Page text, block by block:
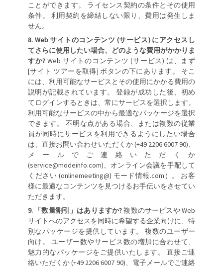
ことができます。 ライセンス契約の条件とその使用
条件。 利用契約を締結しない限り、費用は発生しま
せん。
Web サイトのコンテンツ (サービス) にアクセスし
てさらに使用したい場合、どのような費用がかかりま
すか? Web サイトのコンテンツ (サービス) は、まず
[サイト ツアーを取得] ボタンの下にあります。 そこ
には、利用可能なサービスとその使用にかかる費用の
説明が記載されています。 登録が成功した後、初め
てログインするときは、常にサービスを選択します。
利用可能なサービスの中から最適なパッケージを選択
できます。 不明な点がある場合、または複数の従業
員が同時にサービスを利用できるようにしたい場合
は、直接お問い合わせいただくか (+49 2206 6007 90)、
メールでご連絡いただくか
(service@modeinfo.com)、オンライン会議を手配して
ください (onlinemeeting@) モード情報.com）。 お客
様に最適なコンテンツを見つけるお手伝いをさせてい
ただきます。
「数量割引」はありますか?複数のサービスや Web
サイトへのアクセスを同時に希望する企業向けに、特
別なパッケージを提供しています。 複数のユーザー
向け。 ユーザー数やサービス数の増加に合わせて、
魅力的なパッケージをご提供いたします。 直接ご連
絡いただくか (+49 2206 6007 90)、電子メールでご連絡